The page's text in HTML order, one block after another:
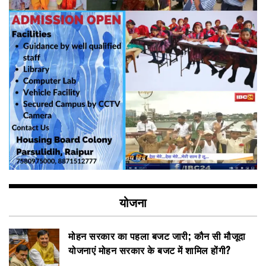
योजना
मोहन सरकार का पहला बजट जारी; कौन सी मौजूदा
योजनाएं मोहन सरकार के बजट में शामिल होंगी?